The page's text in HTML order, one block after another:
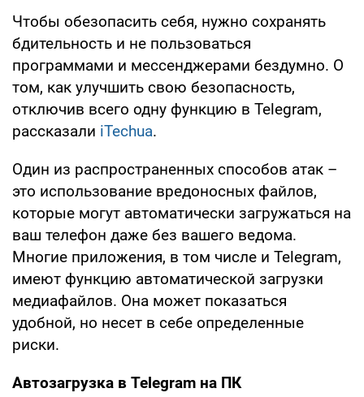
Чтобы обезопасить себя, нужно сохранять
бдительность и не пользоваться
программами и мессенджерами бездумно. О
том, как улучшить свою безопасность,
отключив всего одну функцию в Telegram,
рассказали iTechua.
Один из распространенных способов атак –
это использование вредоносных файлов,
которые могут автоматически загружаться на
ваш телефон даже без вашего ведома.
Многие приложения, в том числе и Telegram,
имеют функцию автоматической загрузки
медиафайлов. Она может показаться
удобной, но несет в себе определенные
риски.
Автозагрузка в Telegram на ПК